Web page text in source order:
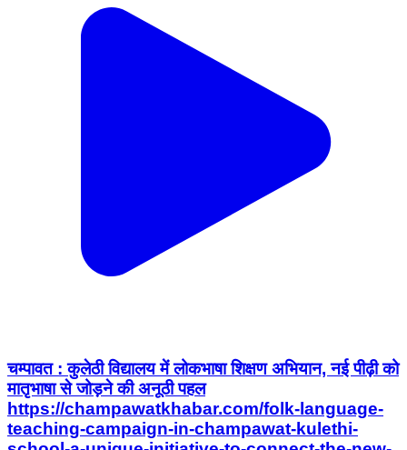
चम्पावत : कुलेठी विद्यालय में लोकभाषा शिक्षण अभियान, नई पीढ़ी को
मातृभाषा से जोड़ने की अनूठी पहल
https://champawatkhabar.com/folk-language-
teaching-campaign-in-champawat-kulethi-